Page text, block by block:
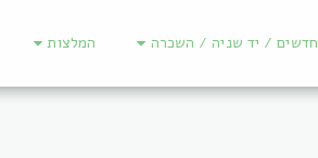
חדשים / יד שניה / השכרה המלצות